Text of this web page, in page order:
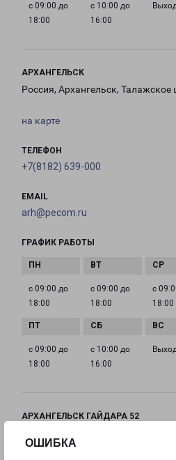
ОШИБКА
с 09:00 до
18:00
с 10:00 до
16:00
АРХАНГЕЛЬСК
Россия, Архангельск, Талажское
на карте
ТЕЛЕФОН
+7(8182) 639-000
EMAIL
arh@pecom.ru
ГРАФИК РАБОТЫ
с 09:00 до
18:00
с 09:00 до
18:00
с
18:00
с 09:00 до
18:00
с 10:00 до
16:00
АРХАНГЕЛЬСК ГАЙДАРА 52